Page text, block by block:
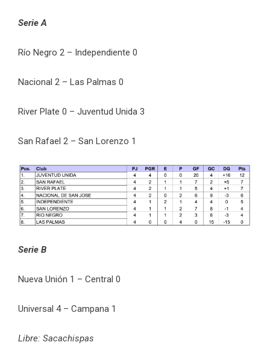
Serie A
Río Negro 2 – Independiente 0
Nacional 2 – Las Palmas 0
River Plate 0 – Juventud Unida 3
San Rafael 2 – San Lorenzo 1
Serie B
Nueva Unión 1 – Central 0
Universal 4 – Campana 1
Libre: Sacachispas